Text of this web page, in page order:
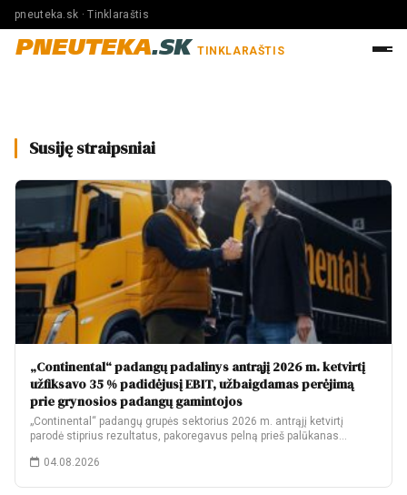
pneuteka.sk · Tinklaraštis
PNEUTEKA.SK TINKLARAŠTIS
Susiję straipsniai
„Continental“ padangų padalinys antrąjį 2026 m. ketvirtį
užfiksavo 35 % padidėjusį EBIT, užbaigdamas perėjimą
prie grynosios padangų gamintojos
„Continental“ padangų grupės sektorius 2026 m. antrąjį ketvirtį
parodė stiprius rezultatus, pakoregavus pelną prieš palūkanas…
04.08.2026